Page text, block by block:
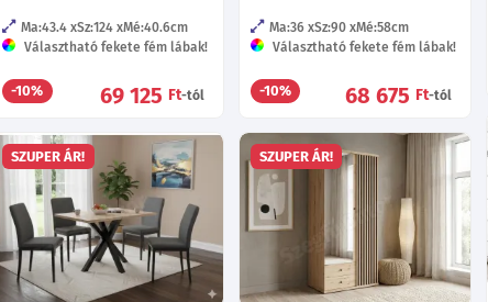
Ma:43.4 Sz:124 Mé:40.6cm
Választható fekete fém lábak!
-10% 69 125 Ft-tól
Ma:36 Sz:90 Mé:58cm
Választható fekete fém lábak!
-10% 68 675 Ft-tól
SZUPER ÁR! SZUPER ÁR!